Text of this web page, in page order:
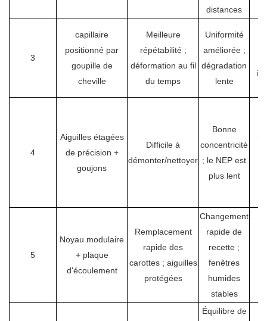
distances
3
capillaire
positionné par
goupille de
cheville
Meilleure
répétabilité ;
déformation au fil
du temps
Uniformité
améliorée ;
dégradation
lente
4
Aiguilles étagées
de précision +
goujons
Difficile à
démonter/nettoyer
Bonne
concentricité
; le NEP est
plus lent
5
Noyau modulaire
+ plaque
d'écoulement
Remplacement
rapide des
carottes ; aiguilles
protégées
Changement
rapide de
recette ;
fenêtres
humides
stables
Équilibre de